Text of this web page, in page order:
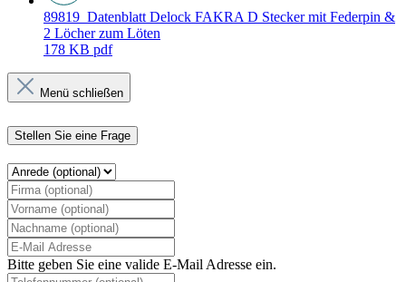
89819_Datenblatt Delock FAKRA D Stecker mit Federpin &
2 Löcher zum Löten
178 KB pdf
Menü schließen
Stellen Sie eine Frage
Bitte geben Sie eine valide E-Mail Adresse ein.